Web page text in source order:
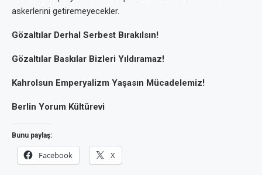
askerlerini getiremeyecekler.
Gözaltılar Derhal Serbest Bırakılsın!
Gözaltılar Baskılar Bizleri Yıldıramaz!
Kahrolsun Emperyalizm Yaşasın Mücadelemiz!
Berlin Yorum Kültürevi
Bunu paylaş:
Facebook X